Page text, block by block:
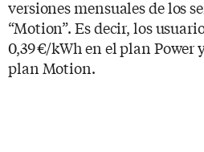
versiones mensuales de los
“Motion”. Es decir, los
0,39 €/kWh en el plan Power
plan Motion.